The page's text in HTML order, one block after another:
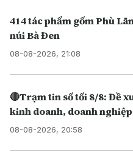
414 tác phẩm gốm Phù
núi Bà Đen
08-08-2026, 21:08
🔴Trạm tin số tối 8/8: Đề
kinh doanh, doanh
08-08-2026, 20:58